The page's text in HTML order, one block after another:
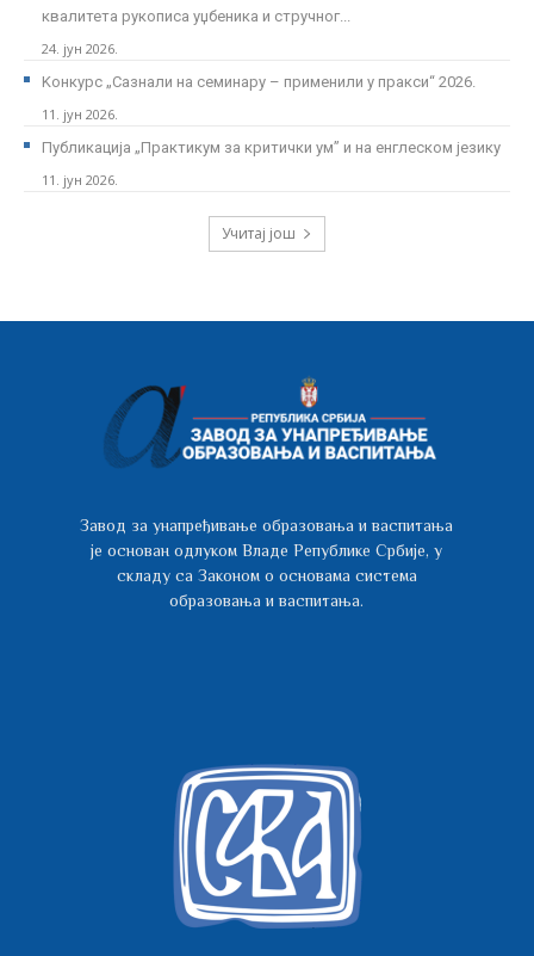
квалитета рукописа уџбеника и стручног...
24. јун 2026.
Kонкурс „Сазнали на семинару – применили у пракси“ 2026.
11. јун 2026.
Публикација „Практикум за критички ум” и на енглеском језику
11. јун 2026.
Учитај још
Завод за унапређивање образовања и васпитања
је основан одлуком Владе Републике Србије, у
складу са Законом о основама система
образовања и васпитања.